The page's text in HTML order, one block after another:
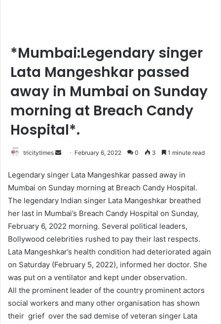
*Mumbai:Legendary singer
Lata Mangeshkar passed
away in Mumbai on Sunday
morning at Breach Candy
Hospital*.
tricitytimes
Send
email
February 6, 2022 0 3 1 minute read
Legendary singer Lata Mangeshkar passed away in
Mumbai on Sunday morning at Breach Candy Hospital.
The legendary Indian singer Lata Mangeshkar breathed
her last in Mumbai’s Breach Candy Hospital on Sunday,
February 6, 2022 morning. Several political leaders,
Bollywood celebrities rushed to pay their last respects.
Lata Mangeshkar’s health condition had deteriorated again
on Saturday (February 5, 2022), informed her doctor. She
was put on a ventilator and kept under observation.
All the prominent leader of the country prominent actors
social workers and many other organisation has shown
their grief over the sad demise of veteran singer Lata